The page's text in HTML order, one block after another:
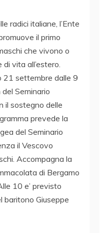
radici italiane, l’Ente
il primo
che vivono o
vita all’estero.
21 settembre dalle 9
del Seminario
il sostegno delle
prevede la
del Seminario
il Vescovo
Accompagna la
di Bergamo
10 e’ previsto
baritono Giuseppe